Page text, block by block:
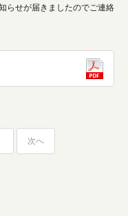
らせが届きましたのでご連絡
次へ